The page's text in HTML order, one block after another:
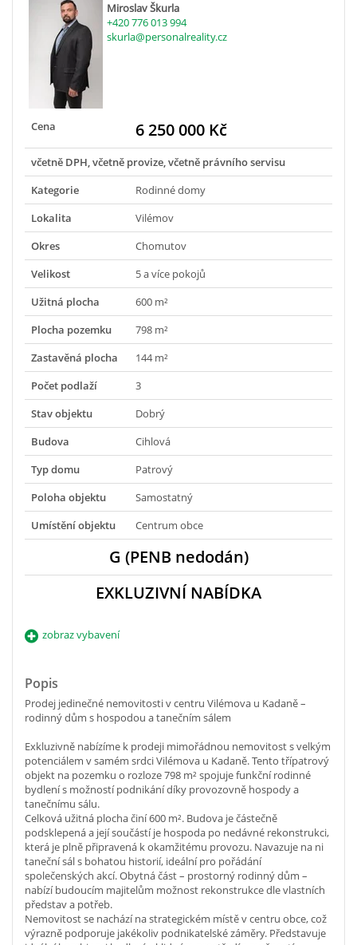
Miroslav Škurla
+420 776 013 994
skurla@personalreality.cz
Cena 6 250 000 Kč
včetně DPH, včetně provize, včetně právního servisu
Kategorie
Rodinné domy
Lokalita
Vilémov
Okres
Chomutov
Velikost
5 a více pokojů
Užitná plocha
600 m²
Plocha pozemku
798 m²
Zastavěná plocha
144 m²
Počet podlaží
3
Stav objektu
Dobrý
Budova
Cihlová
Typ domu
Patrový
Poloha objektu
Samostatný
Umístění objektu
Centrum obce
G (PENB nedodán)
EXKLUZIVNÍ NABÍDKA
zobraz vybavení
Popis
Prodej jedinečné nemovitosti v centru Vilémova u Kadaně –
rodinný dům s hospodou a tanečním sálem
Exkluzivně nabízíme k prodeji mimořádnou nemovitost s velkým
potenciálem v samém srdci Vilémova u Kadaně. Tento třípatrový
objekt na pozemku o rozloze 798 m² spojuje funkční rodinné
bydlení s možností podnikání díky provozovně hospody a
tanečnímu sálu.
Celková užitná plocha činí 600 m². Budova je částečně
podsklepená a její součástí je hospoda po nedávné rekonstrukci,
která je plně připravená k okamžitému provozu. Navazuje na ni
taneční sál s bohatou historií, ideální pro pořádání
společenských akcí. Obytná část – prostorný rodinný dům –
nabízí budoucím majitelům možnost rekonstrukce dle vlastních
představ a potřeb.
Nemovitost se nachází na strategickém místě v centru obce, což
výrazně podporuje jakékoliv podnikatelské záměry. Představuje